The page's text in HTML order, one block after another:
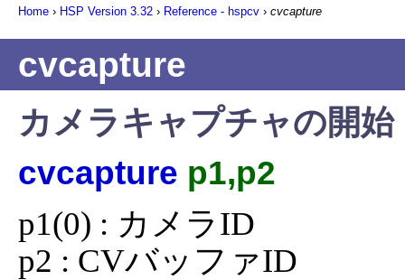
Home › HSP Version 3.32 › Reference - hspcv › cvcapture
cvcapture
カメラキャプチャの開始
cvcapture p1,p2
p1(0) : カメラID
p2 : CVバッファID